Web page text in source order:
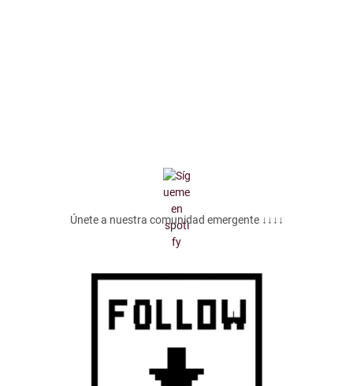
Únete a nuestra comunidad emergente ↓↓↓↓